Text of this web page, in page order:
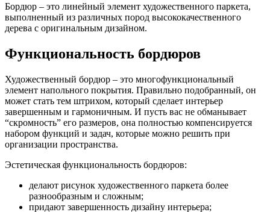
Бордюр – это линейный элемент художественного паркета,
выполненный из различных пород высококачественного
дерева с оригинальным дизайном.
Функциональность бордюров
Художественный бордюр – это многофункциональный
элемент напольного покрытия. Правильно подобранный, он
может стать тем штрихом, который сделает интерьер
завершенным и гармоничным. И пусть вас не обманывает
“скромность” его размеров, она полностью компенсируется
набором функций и задач, которые можно решить при
организации пространства.
Эстетическая функциональность бордюров:
делают рисунок художественного паркета более
разнообразным и сложным;
придают завершенность дизайну интерьера;